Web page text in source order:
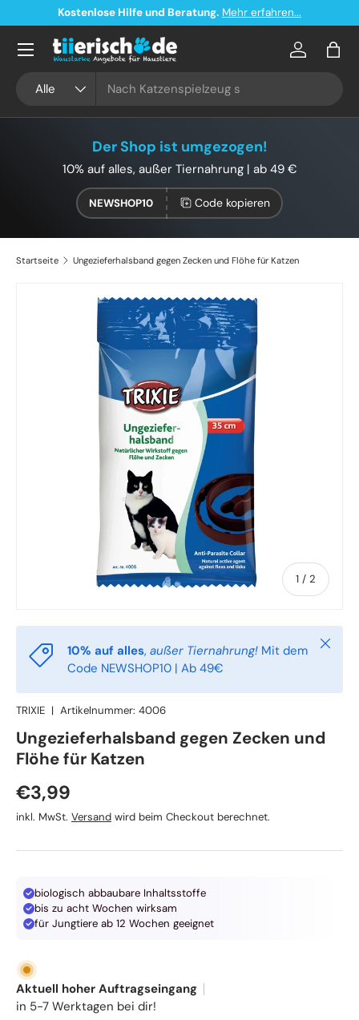
Direkt zum Inhalt
Kostenlose Hilfe und Beratung. Mehr erfahren...
Alle
Konto
Der Shop ist umgezogen!
10% auf alles, außer Tiernahrung | ab 49 €
NEWSHOP10 Code kopieren
Startseite Ungezieferhalsband gegen Zecken und Flöhe für Katzen
Zu Produktinformationen springen
1 / von
2
10% auf alles, außer Tiernahrung! Mit dem
Code NEWSHOP10 | Ab 49€
TRIXIE | Artikelnummer: 4006
TRIXIE
Ungezieferhalsband gegen Zecken und
Flöhe für Katzen
Normaler Preis
€3,99
inkl. MwSt. Versand wird beim Checkout berechnet.
biologisch abbaubare Inhaltsstoffe
bis zu acht Wochen wirksam
für Jungtiere ab 12 Wochen geeignet
Aktuell hoher Auftragseingang
in 5-7 Werktagen bei dir!